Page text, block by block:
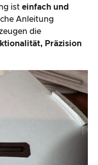
ist einfach und
Anleitung
die
Präzision